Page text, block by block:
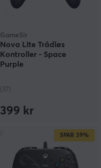
GameSir
Nova Lite Trådløs
Kontroller - Space
Purple
(37)
399 kr
SPAR 39%